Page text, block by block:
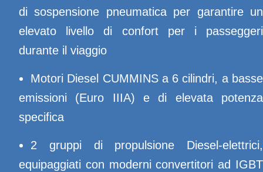
di sospensione pneumatica per garantire un
elevato livello di confort per i passeggeri
durante il viaggio
Motori Diesel CUMMINS a 6 cilindri, a basse
emissioni (Euro IIIA) e di elevata potenza
specifica
2 gruppi di propulsione Diesel-elettrici,
equipaggiati con moderni convertitori ad IGBT